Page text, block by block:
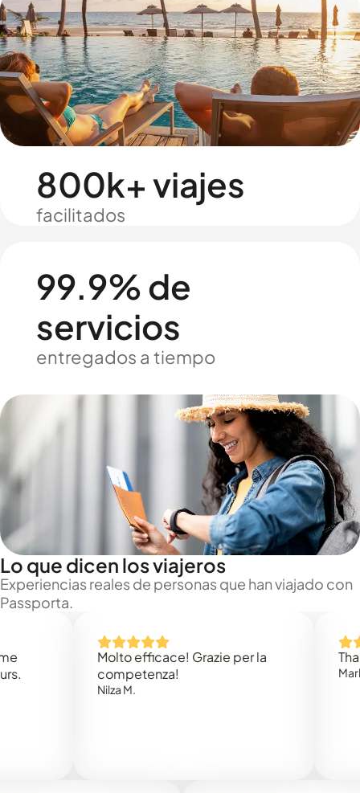
800k+ viajes
facilitados
99.9% de
servicios
entregados a tiempo
Lo que dicen los viajeros
Experiencias reales de personas que han viajado con
Passporta.
Molto efficace! Grazie per la
competenza!
Nilza M.
Thank
Mark N.